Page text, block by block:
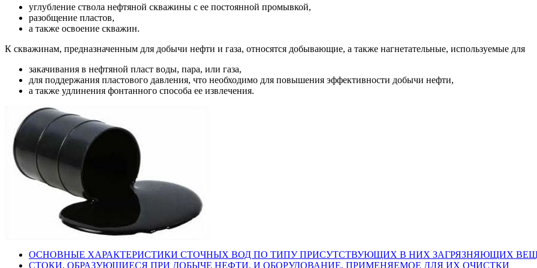
углубление ствола нефтяной скважины с ее постоянной промывкой,
разобщение пластов,
а также освоение скважин.
К скважинам, предназначенным для добычи нефти и газа, относятся добывающие, а также нагнетательные, используемые для
закачивания в нефтяной пласт воды, пара, или газа,
для поддержания пластового давления, что необходимо для повышения эффективности добычи нефти,
а также удлинения фонтанного способа ее извлечения.
ОСНОВНЫЕ ХАРАКТЕРИСТИКИ СТОЧНЫХ ВОД ПО ТИПУ ПРИСУТСТВУЮЩИХ В НИХ ЗАГРЯЗНЯЮЩИХ
СТОКИ, ОБРАЗУЮЩИЕСЯ ПРИ ДОБЫЧЕ НЕФТИ, И ОБОРУДОВАНИЕ, ПРИМЕНЯЕМОЕ ДЛЯ ИХ ОЧИСТКИ